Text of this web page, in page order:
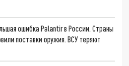
ошибка Palantir в России. Страны
поставки оружия. ВСУ теряют